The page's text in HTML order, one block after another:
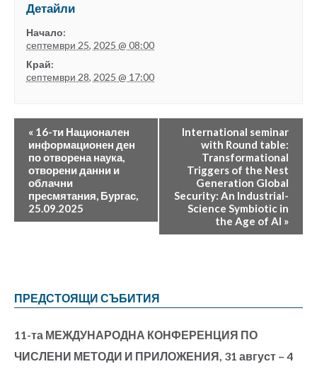
Детайли
Начало:
септември 25, 2025 @ 08:00
Край:
септември 28, 2025 @ 17:00
« 16-ти Национален
информационен ден
по отворена наука,
отворени данни и
облачни
пресмятания, Бургас,
25.09.2025
International seminar
with Round table:
Transformational
Triggers of the Nest
Generation Global
Security: An Industrial-
Science Symbiotic in
the Age of AI »
ПРЕДСТОЯЩИ СЪБИТИЯ
11-та МЕЖДУНАРОДНА КОНФЕРЕНЦИЯ ПО
ЧИСЛЕНИ МЕТОДИ И ПРИЛОЖЕНИЯ, 31 август – 4